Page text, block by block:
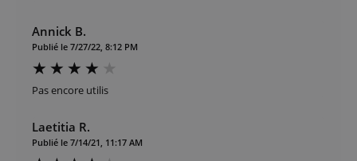
Annick B.
Publié le 7/27/22, 8:12 PM
Pas encore utilis
Laetitia R.
Publié le 7/14/21, 11:17 AM